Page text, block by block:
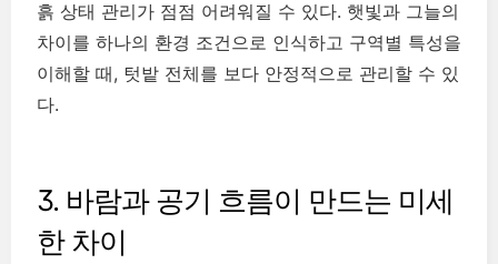
흙 상태 관리가 점점 어려워질 수 있다. 햇빛과 그늘의
차이를 하나의 환경 조건으로 인식하고 구역별 특성을
이해할 때, 텃밭 전체를 보다 안정적으로 관리할 수 있
다.
3. 바람과 공기 흐름이 만드는 미세
한 차이